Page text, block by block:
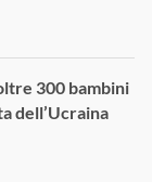
300 bambini
dell’Ucraina